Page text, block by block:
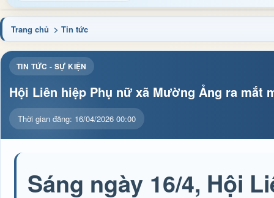
Trang chủ > Tin tức
TIN TỨC - SỰ KIỆN
Hội Liên hiệp Phụ nữ xã Mường Ảng ra mắt
Thời gian đăng: 16/04/2026 00:00
Sáng ngày 16/4, Hội